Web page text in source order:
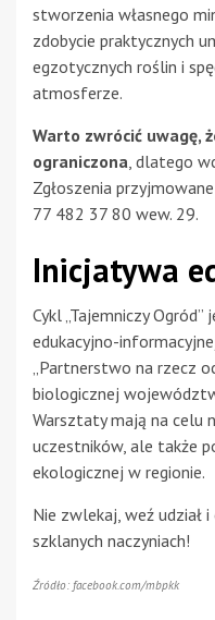
stworzenia własnego
zdobycie praktycznych
egzotycznych roślin i
atmosferze.
Warto zwrócić uwagę,
ograniczona , dlatego
Zgłoszenia
77 482 37 80 wew. 29.
Inicjatywa
Cykl „Tajemniczy
edukacyjno-
„Partnerstwo na rzecz
biologicznej
Warsztaty mają na celu
uczestników, ale także
ekologicznej w regionie.
Nie zwlekaj, weź udział
szklanych naczyniach!
Źródło: facebook.com/mbpkk